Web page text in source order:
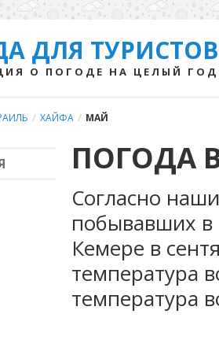
ДЛЯ ТУРИСТОВ
О ПОГОДЕ НА ЦЕЛЫЙ ГОД
/ ХАЙФА / МАЙ
ПОГОДА
Согласно
побывавших в
Кемере в
температура
температура